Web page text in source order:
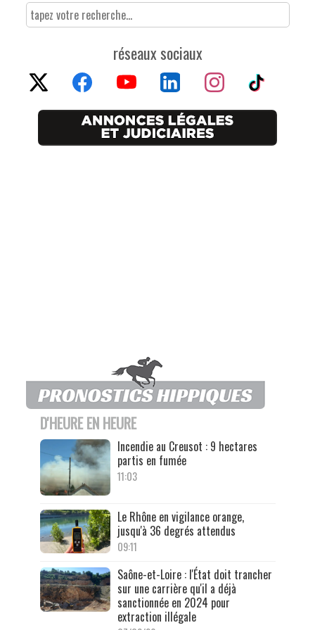
réseaux sociaux
D'HEURE EN HEURE
Incendie au Creusot : 9 hectares
partis en fumée
11:03
Le Rhône en vigilance orange,
jusqu'à 36 degrés attendus
09:11
Saône-et-Loire : l'État doit trancher
sur une carrière qu'il a déjà
sanctionnée en 2024 pour
extraction illégale